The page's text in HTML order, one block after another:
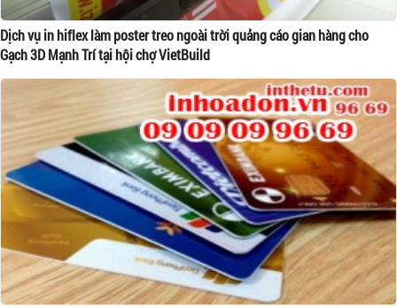
Dịch vụ in hiflex làm poster treo ngoài trời quảng cáo gian hàng cho
Gạch 3D Mạnh Trí tại hội chợ VietBuild